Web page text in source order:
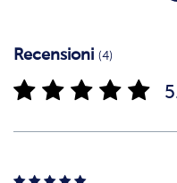
Recensioni (4)